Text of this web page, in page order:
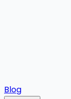
Blog